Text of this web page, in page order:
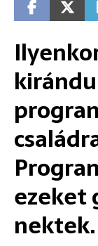
ezeket
nektek.